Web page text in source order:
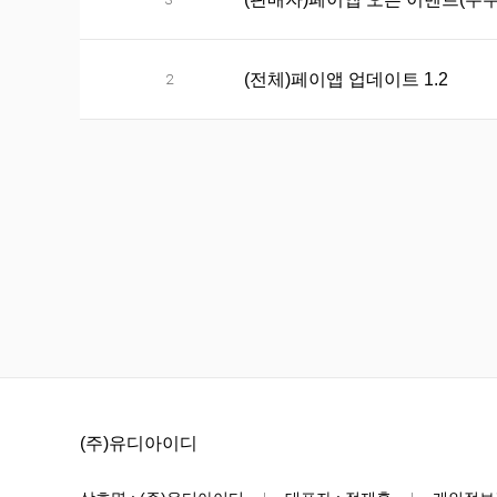
2 (전체)페이앱 업데이트 1.2
(주)유디아이디